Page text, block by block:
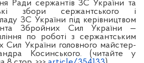
Ради сержантів ЗС України та
збори сержантського і
ЗС України під керівництвом
Збройних Сил України —
по роботі з сержантським
Сил України головного майстер-
Косинського. (читайте у